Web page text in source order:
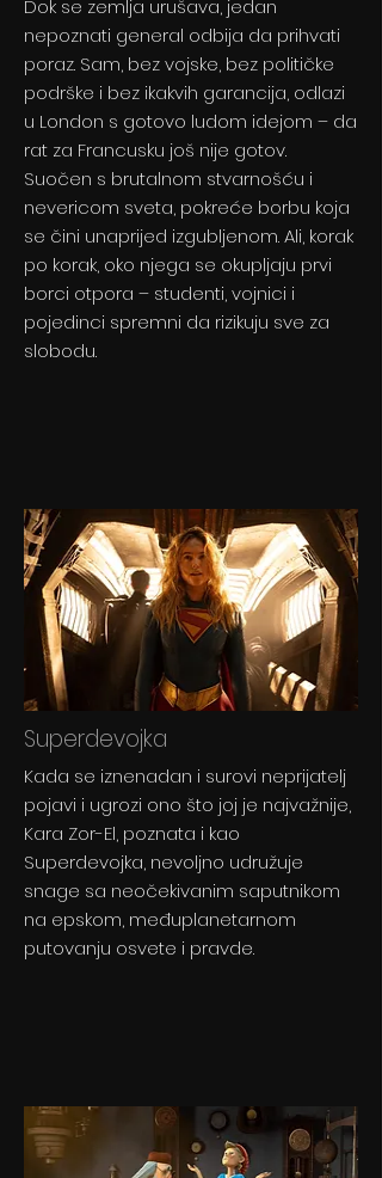
Dok se zemlja urušava, jedan
nepoznati general odbija da prihvati
poraz. Sam, bez vojske, bez političke
podrške i bez ikakvih garancija, odlazi
u London s gotovo ludom idejom – da
rat za Francusku još nije gotov.
Suočen s brutalnom stvarnošću i
nevericom sveta, pokreće borbu koja
se čini unaprijed izgubljenom. Ali, korak
po korak, oko njega se okupljaju prvi
borci otpora – studenti, vojnici i
pojedinci spremni da rizikuju sve za
slobodu.
Superdevojka
Kada se iznenadan i surovi neprijatelj
pojavi i ugrozi ono što joj je najvažnije,
Kara Zor-El, poznata i kao
Superdevojka, nevoljno udružuje
snage sa neočekivanim saputnikom
na epskom, međuplanetarnom
putovanju osvete i pravde.